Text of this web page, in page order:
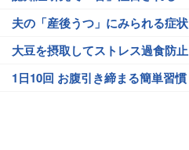
夫の「産後うつ」にみられる症状
大豆を摂取してストレス過食防止
1日10回 お腹引き締まる簡単習慣